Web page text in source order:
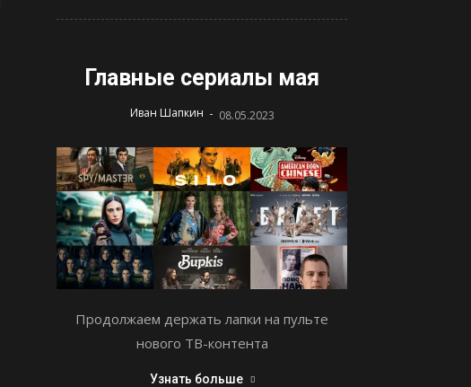
Главные сериалы мая
Иван Шапкин - 08.05.2023
Продолжаем держать лапки на пульте
нового ТВ-контента
Узнать больше